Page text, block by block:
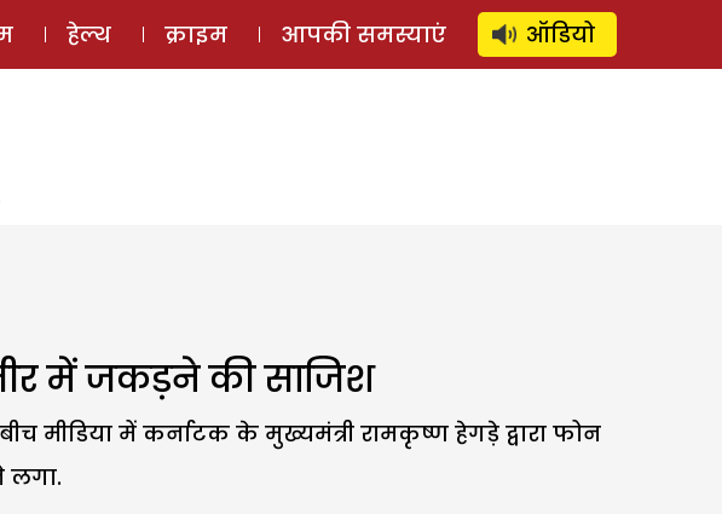
ऑडियो स्टोरी लॉग इन ⚲ SUBSCRIBE
हेल्थ क्राइम आपकी समस्याएं ऑडियो
में जकड़ने की साजिश
मीडिया में कर्नाटक के मुख्यमंत्री रामकृष्ण हेगड़े द्वारा फोन
लगा.